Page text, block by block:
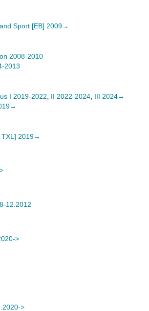
Sport [EB] 2009→
2008-2010
2013
I 2019-2022, II 2022-2024, III 2024→
TXL] 2019→
12.2012
>
>